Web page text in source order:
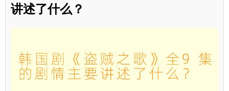
讲述了什么？